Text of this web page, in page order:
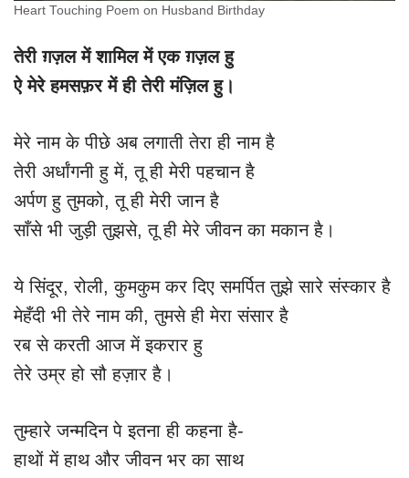
Heart Touching Poem on Husband Birthday
तेरी ग़ज़ल में शामिल में एक ग़ज़ल हु
ऐ मेरे हमसफ़र में ही तेरी मंज़िल हु।
मेरे नाम के पीछे अब लगाती तेरा ही नाम है
तेरी अर्धांगनी हु में, तू ही मेरी पहचान है
अर्पण हु तुमको, तू ही मेरी जान है
साँसे भी जुड़ी तुझसे, तू ही मेरे जीवन का मकान है।
ये सिंदूर, रोली, कुमकुम कर दिए समर्पित तुझे सारे संस्कार है
मेहँदी भी तेरे नाम की, तुमसे ही मेरा संसार है
रब से करती आज में इकरार हु
तेरे उम्र हो सौ हज़ार है।
तुम्हारे जन्मदिन पे इतना ही कहना है-
हाथों में हाथ और जीवन भर का साथ